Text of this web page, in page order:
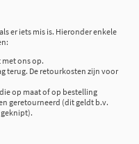
er iets mis is. Hieronder enkele
ons op.
terug. De retourkosten zijn voor
op maat of op bestelling
geretourneerd (dit geldt b.v.